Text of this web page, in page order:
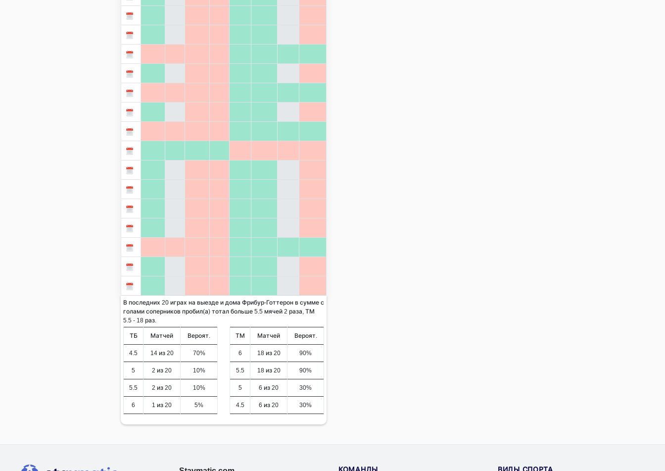
В последних 20 играх на выезде и дома Фрибур-Готтерон в сумме с
голами соперников пробил(а) тотал больше 5.5 мячей 2 раза, ТМ
5.5 - 18 раз.
ТБ Матчей Вероят.
4.5 14 из 20 70%
5 2 из 20 10%
5.5 2 из 20 10%
6 1 из 20 5%
ТМ Матчей Вероят.
6 18 из 20 90%
5.5 18 из 20 90%
5 6 из 20 30%
4.5 6 из 20 30%
КОМАНДЫ ВИДЫ СПОРТА